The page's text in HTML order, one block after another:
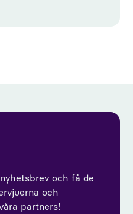
och få de
och
partners!